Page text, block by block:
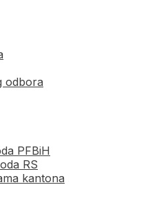
odbora
PFBiH
RS
kantona